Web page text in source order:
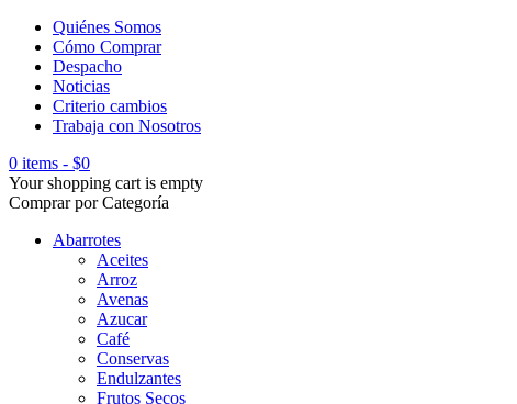
Quiénes Somos
Cómo Comprar
Despacho
Noticias
Criterio cambios
Trabaja con Nosotros
0 items - $0
Your shopping cart is empty
Comprar por Categoría
Abarrotes
Aceites
Arroz
Avenas
Azucar
Café
Conservas
Endulzantes
Frutos Secos